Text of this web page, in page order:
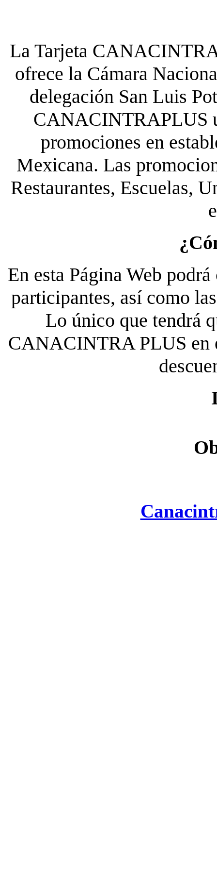
La Tarjeta
ofrece la Cámara
delegación San Luis
CANACINTRAPLUS
promociones en
Mexicana. Las
Restaurantes, Escuelas,
En esta Página Web
participantes, así como
Lo único que tendrá
CANACINTRA PLUS en